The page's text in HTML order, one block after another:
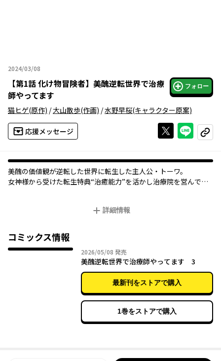
2024/03/08
2024年03月08日
【第1話 化け物冒険者】 美醜逆転世界で治療
師やってます
フォロー
猫ヒゲ(原作) /大山散歩(作画) /水野早桜(キャラクター原案)
応援メッセージ Xで投稿する
ライン
コピー
美醜の価値観が逆転した世界に転生した主人公・トーワ。
女神様から受けた転生特典“治癒能力”を活かし治療院を営んでい
しかし、なぜか腰をガクガクしていて様子がおかしい……
不遇な美女冒険者たちの寄る辺ない心とカラダを癒やします♪
詳細情報
コミックス情報
2026/05/08 2026年05月08日
発売
美醜逆転世界で治療師やってます 3
最新刊をストアで購入
1巻をストアで購入